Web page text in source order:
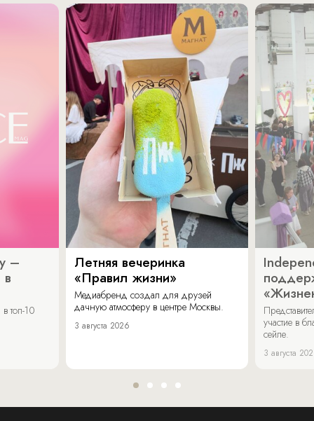
–
топ-10
Летняя вечеринка
«Правил жизни»
Медиабренд создал для друзей
дачную атмосферу в центре Москвы.
3 августа 2026
участие в
сейле.
3 августа